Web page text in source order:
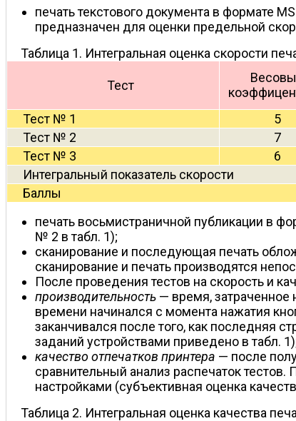
печать текстового документа в формате
предназначен для оценки предельной
Таблица 1. Интегральная оценка скорости
Тест
Тест № 1
5
Тест № 2
7
Тест № 3
6
Интегральный показатель скорости
Баллы
печать восьмистраничной публикации в
№ 2 в табл. 1);
сканирование и последующая печать
сканирование и печать производятся
После проведения тестов на скорость и
производительность — время, затраченное
времени начинался с момента нажатия
заканчивался после того, как последняя
заданий устройствами приведено в табл.
качество отпечатков принтера — после
сравнительный анализ распечаток
настройками (субъективная оценка
Таблица 2. Интегральная оценка качества